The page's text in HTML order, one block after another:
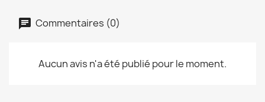
Commentaires (0)
Aucun avis n'a été publié pour le moment.